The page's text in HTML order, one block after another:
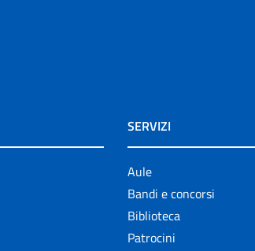
SERVIZI
Aule
Bandi e concorsi
Biblioteca
Patrocini